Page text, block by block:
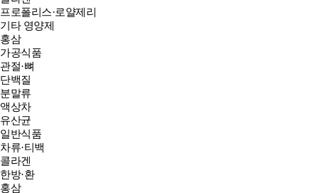
프로폴리스·로얄제리
기타 영양제
홍삼
가공식품
관절·뼈
단백질
분말류
액상차
유산균
일반식품
차류·티백
콜라겐
한방·환
홍삼